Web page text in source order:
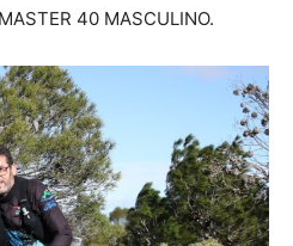
40 MASCULINO.